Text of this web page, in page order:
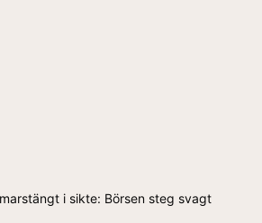
i sikte: Börsen steg svagt